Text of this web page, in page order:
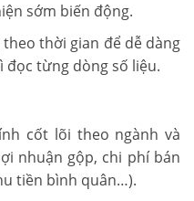
sớm biến động.
thời gian để dễ dàng
đọc từng dòng số liệu.
cốt lõi theo ngành và
nhuận gộp, chi phí bán
tiền bình quân…).